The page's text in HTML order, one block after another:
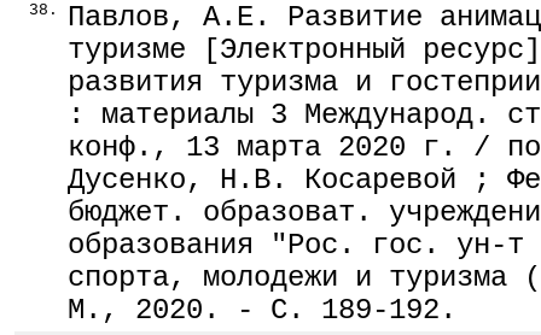
38.
Павлов, А.Е. Развитие
туризме [Электронный
развития туризма и
: материалы 3 Международ.
конф., 13 марта 2020 г. /
Дусенко, Н.В. Косаревой ;
бюджет. образоват.
образования "Рос. гос. ун-т
спорта, молодежи и
М., 2020. - С. 189-192.